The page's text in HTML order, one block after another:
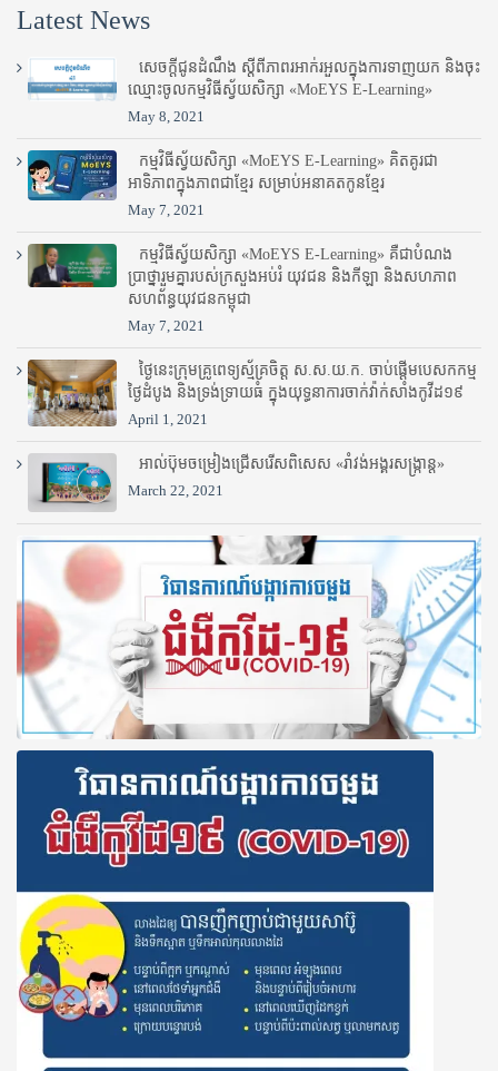
Latest News
សេចក្តីជូនដំណឹង ស្តី​ពីភាព​រអាក់រអួល​ក្នុងការ​ទាញ​យក និង​ចុះ​
ឈ្មោះ​ចូល​កម្មវិធី​ស្វ័យសិក្សា «MoEYS E-Learning»
May 8, 2021
កម្មវិធីស្វ័យសិក្សា «MoEYS E-Learning» គិតគូរជា
អាទិភាពក្នុងភាពជាខ្មែរ សម្រាប់អនាគតកូនខ្មែរ
May 7, 2021
កម្មវិធីស្វ័យសិក្សា «MoEYS E-Learning» គឺជាបំណង
ប្រាថ្នារួមគ្នារបស់ក្រសួងអប់រំ​ យុវជន និងកីឡា និងសហភាព
សហព័ន្ធយុវជនកម្ពុជា
May 7, 2021
ថ្ងៃនេះក្រុមគ្រូពេទ្យស្ម័គ្រចិត្ត ស.ស.យ.ក. ចាប់ផ្តើមបេសកកម្ម
ថ្ងៃដំបូង និងទ្រង់ទ្រាយធំ ក្នុងយុទ្ធនាការចាក់វ៉ាក់សាំងកូវីដ១៩
April 1, 2021
អាល់ប៊ុមចម្រៀងជ្រើសរើសពិសេស «រាំវង់អង្គរសង្ក្រាន្ត»
March 22, 2021